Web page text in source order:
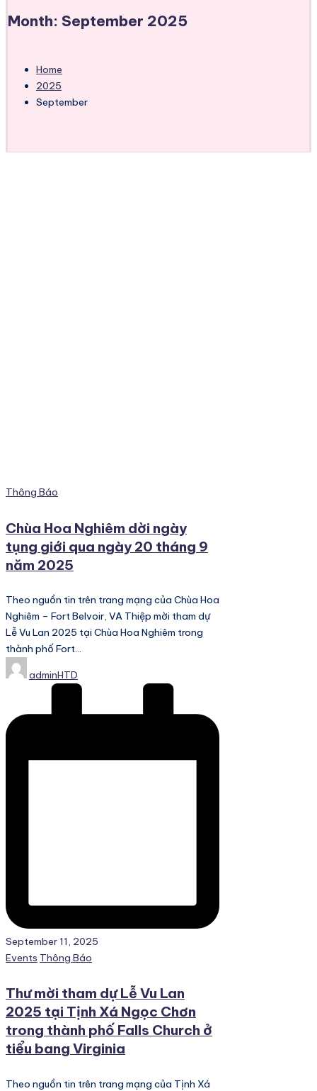
Month: September 2025
Home
2025
September
Posted
Thông Báo
Chùa Hoa Nghiêm dời ngày
tụng giới qua ngày 20 tháng 9
năm 2025
Theo nguồn tin trên trang mạng của Chùa Hoa
Nghiêm – Fort Belvoir, VA Thiệp mời tham dự
Lễ Vu Lan 2025 tại Chùa Hoa Nghiêm trong
thành phố Fort…
Posted
by
adminHTD
September 11, 2025
Posted
Events Thông Báo
Thư mời tham dự Lễ Vu Lan
2025 tại Tịnh Xá Ngọc Chơn
trong thành phố Falls Church ở
tiểu bang Virginia
Theo nguồn tin trên trang mạng của Tịnh Xá